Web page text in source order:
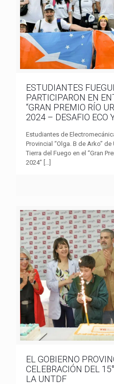
ESTUDIANTES
PARTICIPARON EN
“GRAN PREMIO RÍO
2024 – DESAFIO ECO
Estudiantes de
Provincial “Olga. B de Arko”
Tierra del Fuego en el “Gran
2024”
EL GOBIERNO
CELEBRACIÓN DEL
LA UNTDF